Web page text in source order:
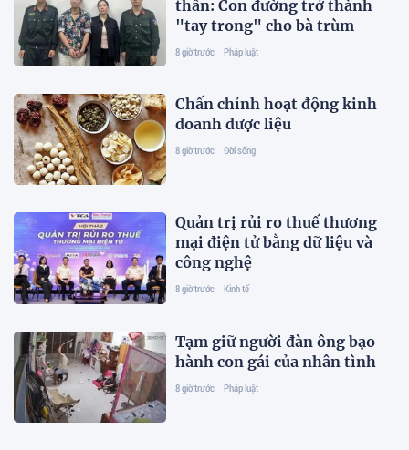
thần: Con đường trở thành
"tay trong" cho bà trùm
8 giờ trước Pháp luật
Chấn chỉnh hoạt động kinh
doanh dược liệu
8 giờ trước Đời sống
Quản trị rủi ro thuế thương
mại điện tử bằng dữ liệu và
công nghệ
8 giờ trước Kinh tế
Tạm giữ người đàn ông bạo
hành con gái của nhân tình
8 giờ trước Pháp luật